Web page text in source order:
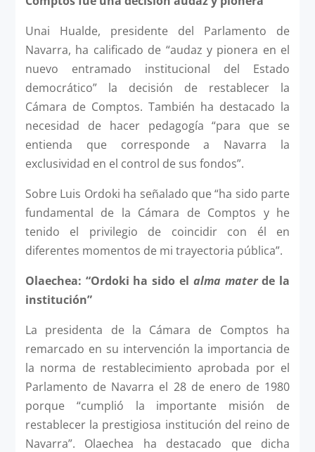
Unai Hualde, presidente del Parlamento de
Navarra, ha calificado de “audaz y pionera en el
nuevo entramado institucional del Estado
democrático” la decisión de restablecer la
Cámara de Comptos. También ha destacado la
necesidad de hacer pedagogía “para que se
entienda que corresponde a Navarra la
exclusividad en el control de sus fondos”.
Sobre Luis Ordoki ha señalado que “ha sido parte
fundamental de la Cámara de Comptos y he
tenido el privilegio de coincidir con él en
diferentes momentos de mi trayectoria pública”.
Olaechea: “Ordoki ha sido el alma materde la
institución”
La presidenta de la Cámara de Comptos ha
remarcado en su intervención la importancia de
la norma de restablecimiento aprobada por el
Parlamento de Navarra el 28 de enero de 1980
porque “cumplió la importante misión de
restablecer la prestigiosa institución del reino de
Navarra”. Olaechea ha destacado que dicha